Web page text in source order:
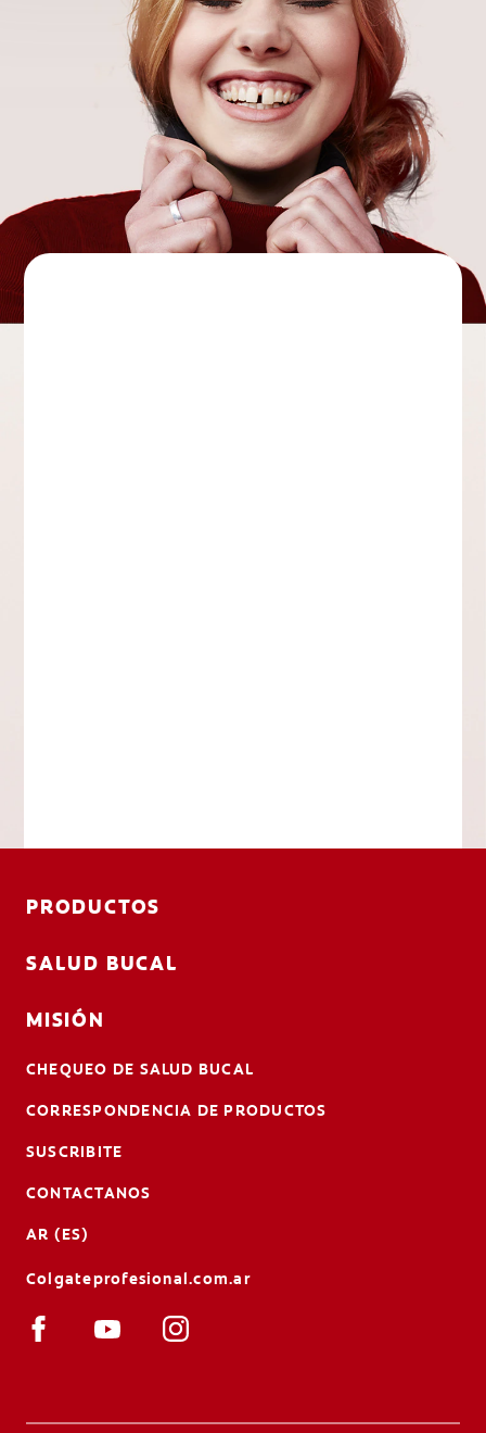
PRODUCTOS
SALUD BUCAL
MISIÓN
CHEQUEO DE SALUD BUCAL
CORRESPONDENCIA DE PRODUCTOS
SUSCRIBITE
CONTACTANOS
AR (ES)
Colgateprofesional.com.ar